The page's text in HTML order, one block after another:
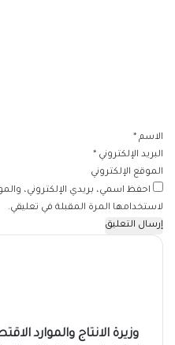
الاسم *
البريد الإلكتروني *
الموقع الإلكتروني
احفظ اسمي، بريدي الإلكتروني،
لاستخدامها المرة المقبلة في تعليقي.
وزيرة الانتاج والموارد